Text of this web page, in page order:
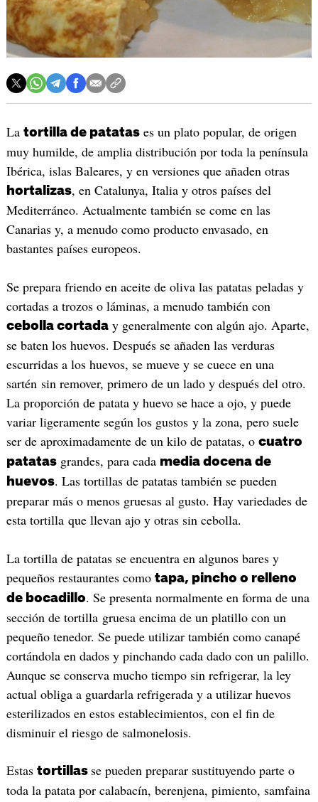
La tortilla de patatases un plato popular, de origen
muy humilde, de amplia distribución por toda la península
Ibérica, islas Baleares, y en versiones que añaden otras
hortalizas, en Catalunya, Italia y otros países del
Mediterráneo. Actualmente también se come en las
Canarias y, a menudo como producto envasado, en
bastantes países europeos.
Se prepara friendo en aceite de oliva las patatas peladas y
cortadas a trozos o láminas, a menudo también con
cebolla cortaday generalmente con algún ajo. Aparte,
se baten los huevos. Después se añaden las verduras
escurridas a los huevos, se mueve y se cuece en una
sartén sin remover, primero de un lado y después del otro.
La proporción de patata y huevo se hace a ojo, y puede
variar ligeramente según los gustos y la zona, pero suele
ser de aproximadamente de un kilo de patatas, o cuatro
patatasgrandes, para cada media docena de
huevos. Las tortillas de patatas también se pueden
preparar más o menos gruesas al gusto. Hay variedades de
esta tortilla que llevan ajo y otras sin cebolla.
La tortilla de patatas se encuentra en algunos bares y
pequeños restaurantes como tapa, pincho o relleno
de bocadillo. Se presenta normalmente en forma de una
sección de tortilla gruesa encima de un platillo con un
pequeño tenedor. Se puede utilizar también como canapé
cortándola en dados y pinchando cada dado con un palillo.
Aunque se conserva mucho tiempo sin refrigerar, la ley
actual obliga a guardarla refrigerada y a utilizar huevos
esterilizados en estos establecimientos, con el fin de
disminuir el riesgo de salmonelosis.
Estas tortillas se pueden preparar sustituyendo parte o
toda la patata por calabacín, berenjena, pimiento, samfaina